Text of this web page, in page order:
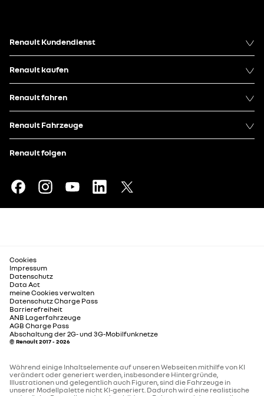
Renault Kundendienst
Renault kaufen
Renault fahren
Renault Fahrzeuge
Renault folgen
Cookies
Impressum
Datenschutz
Data Act
meine Cookies verwalten
Datenschutz Charge Pass
Barrierefreiheit
ANB Lagerfahrzeuge
AGB Charge Pass
Abschaltung der 2G- und 3G-Mobilfunknetze
© Renault 2017 - 2026
Während einige Inhaltselemente auf unseren Webseiten mithilfe von KI
verändert oder generiert werden, insbesondere Hintergründe,
Illustrationen und gelegentlich auch Figuren, sind die Fahrzeuge in
unserer Modellpalette nicht KI-generiert. Dadurch wird eine realistische